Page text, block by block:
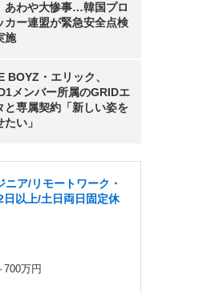
あわや大惨事…韓国プロ
カー連盟が緊急安全点検
施
BOYZ・エリック、
メンバー所属のGRIDエ
と専属契約「新しい姿を
たい」
ニア/リモートワーク・
以上/土日両日固定休
700万円